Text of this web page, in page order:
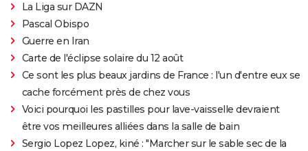
La Liga sur DAZN
Pascal Obispo
Guerre en Iran
Carte de l'éclipse solaire du 12 août
Ce sont les plus beaux jardins de France : l'un d'entre eux se
cache forcément près de chez vous
Voici pourquoi les pastilles pour lave-vaisselle devraient
être vos meilleures alliées dans la salle de bain
Sergio Lopez Lopez, kiné : "Marcher sur le sable sec de la